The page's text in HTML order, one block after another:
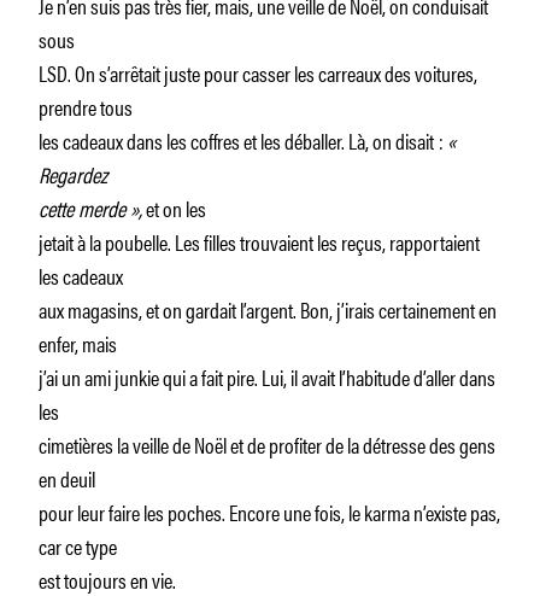
sous
LSD. On s’arrêtait juste pour casser les carreaux des voitures,
prendre tous
les cadeaux dans les coffres et les déballer. Là, on disait : «
Regardez
cette merde»,et on les
jetait à la poubelle. Les filles trouvaient les reçus, rapportaient
les cadeaux
aux magasins, et on gardait l’argent. Bon, j’irais certainement en
enfer, mais
j’ai un ami junkie qui a fait pire. Lui, il avait l’habitude d’aller dans
les
cimetières la veille de Noël et de profiter de la détresse des gens
en deuil
pour leur faire les poches. Encore une fois, le karma n’existe pas,
car ce type
est toujours en vie.